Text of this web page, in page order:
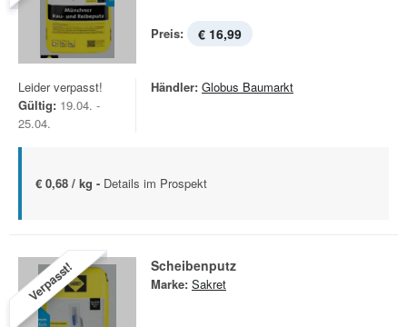
Preis: € 16,99
Leider verpasst!
Gültig: 19.04. -
25.04.
Händler: Globus Baumarkt
€ 0,68 / kg - Details im Prospekt
Verpasst! Scheibenputz
Marke: Sakret